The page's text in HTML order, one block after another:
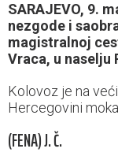
SARAJEVO, 9.
nezgode i
magistralnoj
Vraca, u naselju
Kolovoz je na
Hercegovini
(FENA) J. Č.